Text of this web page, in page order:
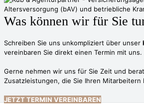
Was können wir für Sie
Schreiben Sie uns unkompliziert über unser
vereinbaren Sie direkt einen Termin mit uns.
Gerne nehmen wir uns für Sie Zeit und
Zusatzleistungen, die Sie Ihren Mitarbeitern
JETZT TERMIN VEREINBAREN